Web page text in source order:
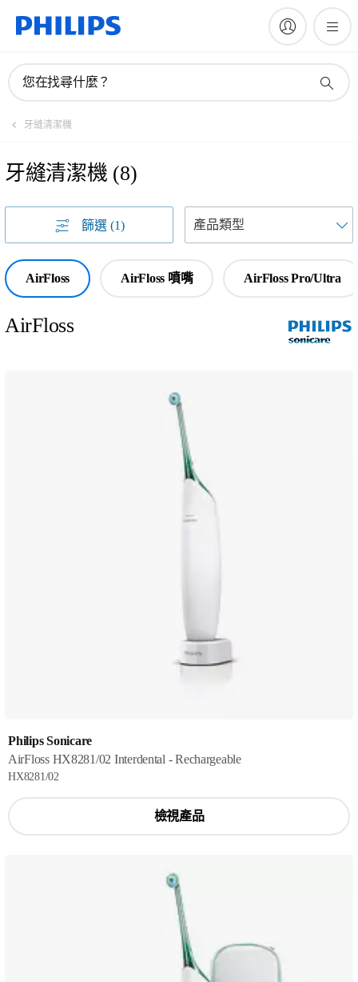
您在找尋什麼？
牙縫清潔機
牙縫清潔機 (8)
篩選 (1)
AirFloss AirFloss 噴嘴 AirFloss Pro/Ultra
AirFloss
Philips Sonicare
AirFloss HX8281/02 Interdental - Rechargeable
HX8281/02
檢視產品